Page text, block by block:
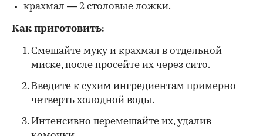
крахмал — 2 столовые ложки.
Как приготовить:
Смешайте муку и крахмал в отдельной
миске, после просейте их через сито.
Введите к сухим ингредиентам примерно
четверть холодной воды.
Интенсивно перемешайте их, удалив